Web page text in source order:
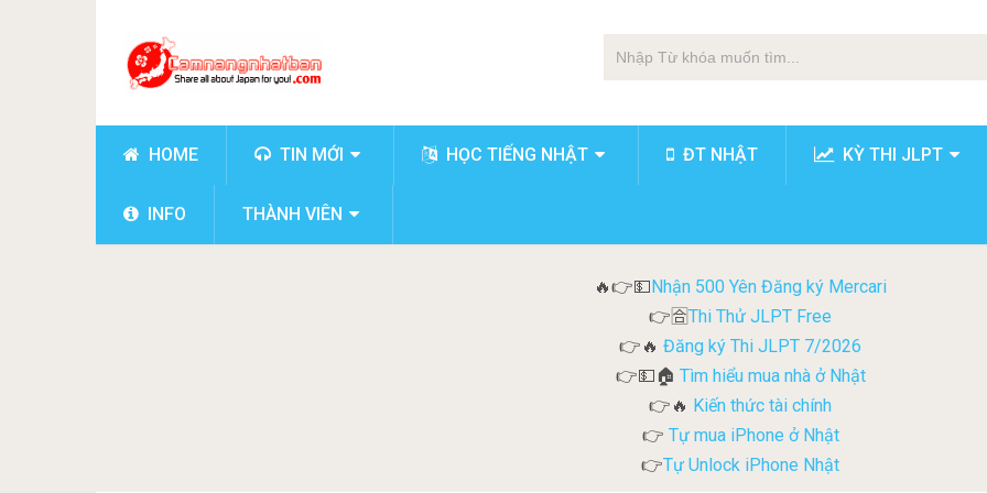
HOME TIN MỚI HỌC TIẾNG NHẬT ĐT NHẬT KỲ THI JLPT
INFO THÀNH VIÊN
🔥👉💵Nhận 500 Yên Đăng ký Mercari
👉🈴Thi Thử JLPT Free
👉🔥 Đăng ký Thi JLPT 7/2026
👉💵🏠 Tìm hiểu mua nhà ở Nhật
👉🔥 Kiến thức tài chính
👉 Tự mua iPhone ở Nhật
👉Tự Unlock iPhone Nhật